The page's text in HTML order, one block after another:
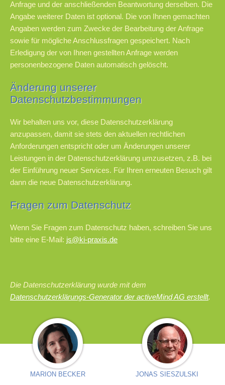
Anfrage und der anschließenden Beantwortung derselben. Die
Angabe weiterer Daten ist optional. Die von Ihnen gemachten
Angaben werden zum Zwecke der Bearbeitung der Anfrage
sowie für mögliche Anschlussfragen gespeichert. Nach
Erledigung der von Ihnen gestellten Anfrage werden
personenbezogene Daten automatisch gelöscht.
Änderung unserer
Datenschutzbestimmungen
Wir behalten uns vor, diese Datenschutzerklärung
anzupassen, damit sie stets den aktuellen rechtlichen
Anforderungen entspricht oder um Änderungen unserer
Leistungen in der Datenschutzerklärung umzusetzen, z.B. bei
der Einführung neuer Services. Für Ihren erneuten Besuch gilt
dann die neue Datenschutzerklärung.
Fragen zum Datenschutz
Wenn Sie Fragen zum Datenschutz haben, schreiben Sie uns
bitte eine E-Mail: js@ki-praxis.de
Die Datenschutzerklärung wurde mit dem
Datenschutzerklärungs-Generator der activeMind AG erstellt.
MARION BECKER JONAS SIESZULSKI